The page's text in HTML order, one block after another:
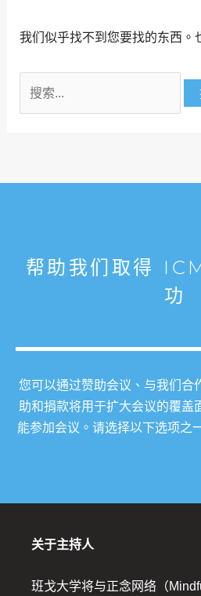
我们似乎找不到您要找的东西。
帮助我们取得
功
您可以通过赞助会议、与我们合
助和捐款将用于扩大会议的覆盖
能参加会议。请选择以下选项之
关于主持人
班戈大学将与正念网络（